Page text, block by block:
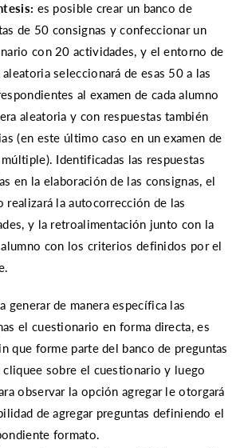
es posible crear un banco de
de 50 consignas y confeccionar un
con 20 actividades, y el entorno de
aleatoria seleccionará de esas 50 a las
al examen de cada alumno
aleatoria y con respuestas también
(en este último caso en un examen de
Identificadas las respuestas
en la elaboración de las consignas, el
realizará la autocorrección de las
y la retroalimentación junto con la
con los criterios definidos por el
generar de manera específica las
el cuestionario en forma directa, es
que forme parte del banco de preguntas
cliquee sobre el cuestionario y luego
observar la opción agregar le otorgará
de agregar preguntas definiendo el
formato.